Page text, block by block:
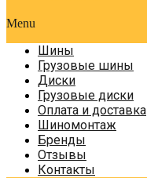
Menu
Шины
Грузовые шины
Диски
Грузовые диски
Оплата и доставка
Шиномонтаж
Бренды
Отзывы
Контакты